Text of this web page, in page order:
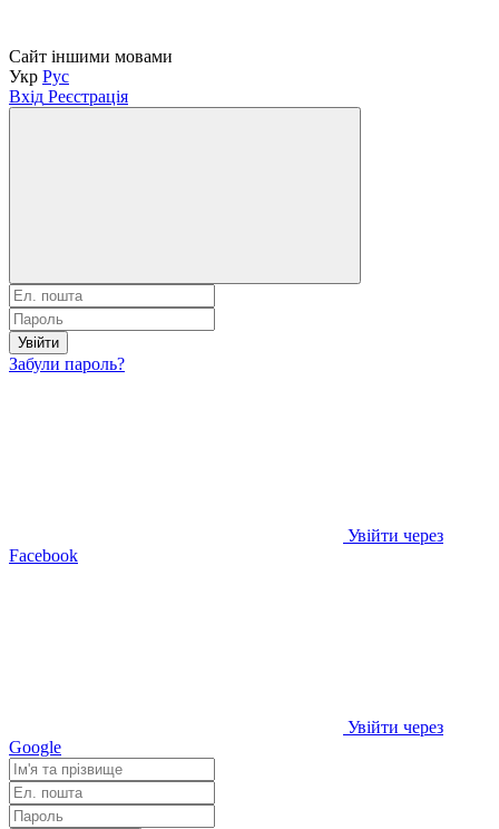
Сайт іншими мовами
Укр Рус
Вхід Реєстрація
Увійти
Забули пароль?
Увійти через
Facebook
Увійти через
Google